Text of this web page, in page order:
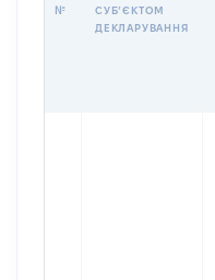
№
СУБʼЄКТОМ
ДЕКЛАРУВАННЯ